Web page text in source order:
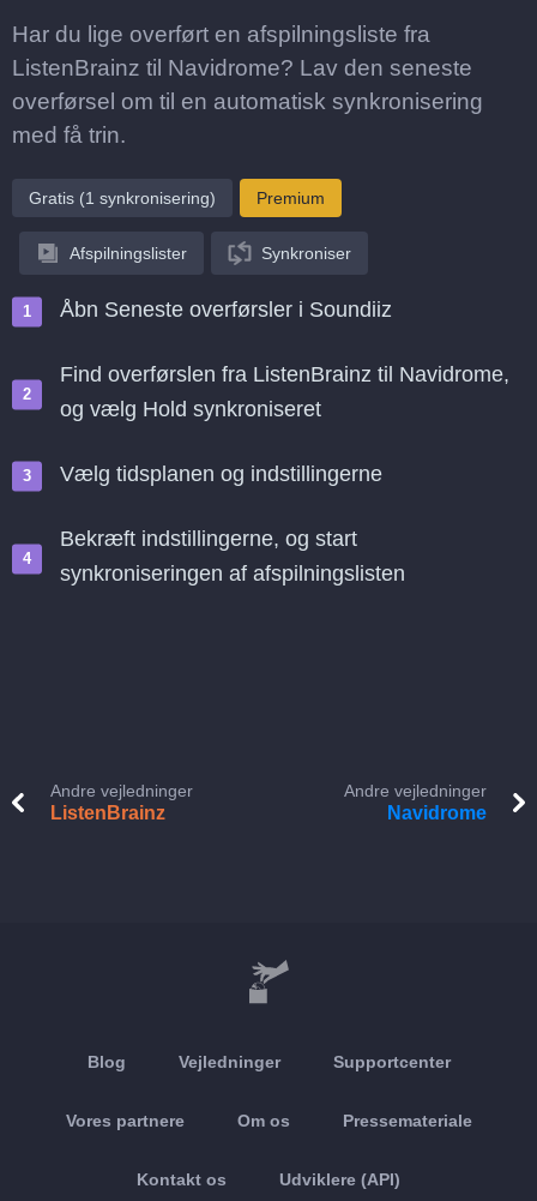
Har du lige overført en afspilningsliste fra
ListenBrainz til Navidrome? Lav den seneste
overførsel om til en automatisk synkronisering
med få trin.
Gratis (1 synkronisering) Premium
Afspilningslister Synkroniser
Åbn Seneste overførsler i Soundiiz
Find overførslen fra ListenBrainz til Navidrome,
og vælg Hold synkroniseret
Vælg tidsplanen og indstillingerne
Bekræft indstillingerne, og start
synkroniseringen af afspilningslisten
Andre vejledninger
ListenBrainz
Andre vejledninger
Navidrome
Blog Vejledninger Supportcenter
Vores partnere Om os Pressemateriale
Kontakt os Udviklere (API)